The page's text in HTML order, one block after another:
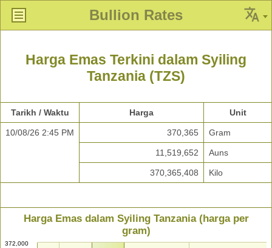
Bullion Rates
Harga Emas Terkini dalam Syiling
Tanzania (TZS)
Tarikh / Waktu Harga Unit
10/08/26 2:45 PM 370,365 Gram
11,519,652 Auns
370,365,408 Kilo
Harga Emas dalam Syiling Tanzania (harga per
gram)
372,000